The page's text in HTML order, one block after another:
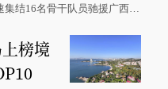
结16名骨干队员驰援广西灾
榜境